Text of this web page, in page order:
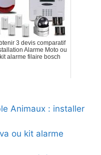
3 devis comparatif
Alarme Moto ou
kit alarme filaire bosch
Animaux : installer
ou kit alarme